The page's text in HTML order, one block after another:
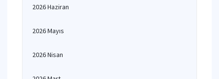
2026 Haziran
2026 Mayıs
2026 Nisan